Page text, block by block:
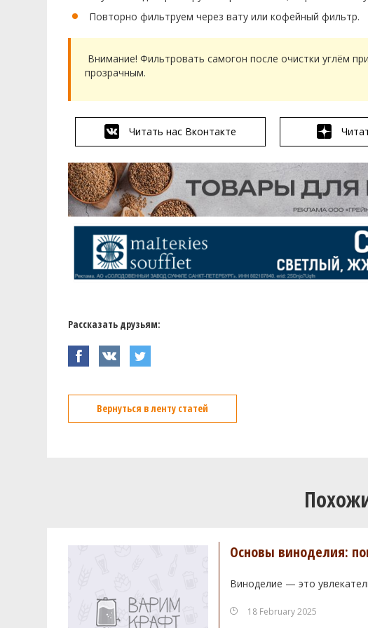
Повторно фильтруем через вату или кофейный фильтр.
Внимание! Фильтровать самогон после очистки углём
прозрачным.
Читать нас Вконтакте
Рассказать друзьям:
Вернуться в ленту статей
Основы виноделия:
Виноделие — это
18 February 2025